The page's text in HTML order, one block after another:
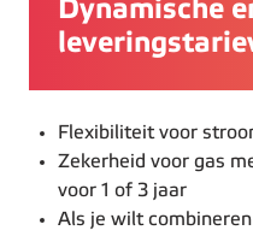
Dynamische
Flexibiliteit voor
Zekerheid voor gas
voor 1 of 3 jaar
Als je wilt combineren